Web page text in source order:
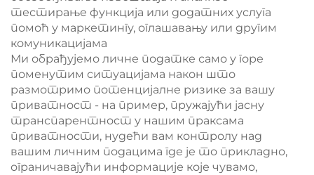
тестирање функција или додатних услуга
помоћ у маркетингу, оглашавању или другим
комуникацијама
Ми обрађујемо личне податке само у горе
поменутим ситуацијама након што
размотримо потенцијалне ризике за вашу
приватност - на пример, пружајући јасну
транспарентност у нашим праксама
приватности, нудећи вам контролу над
вашим личним подацима где је то прикладно,
ограничавајући информације које чувамо,